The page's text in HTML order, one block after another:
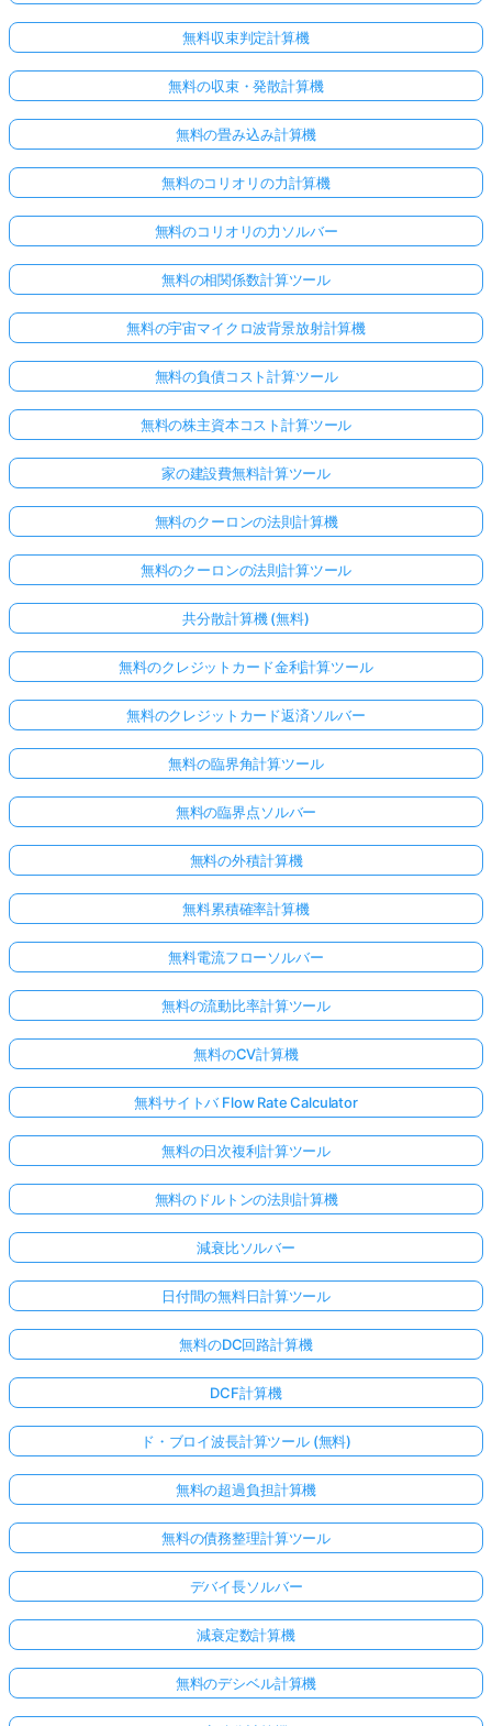
無料収束判定計算機
無料の収束・発散計算機
無料の畳み込み計算機
無料のコリオリの力計算機
無料のコリオリの力ソルバー
無料の相関係数計算ツール
無料の宇宙マイクロ波背景放射計算機
無料の負債コスト計算ツール
無料の株主資本コスト計算ツール
家の建設費無料計算ツール
無料のクーロンの法則計算機
無料のクーロンの法則計算ツール
共分散計算機 (無料)
無料のクレジットカード金利計算ツール
無料のクレジットカード返済ソルバー
無料の臨界角計算ツール
無料の臨界点ソルバー
無料の外積計算機
無料累積確率計算機
無料電流フローソルバー
無料の流動比率計算ツール
無料のCV計算機
無料サイトバ Flow Rate Calculator
無料の日次複利計算ツール
無料のドルトンの法則計算機
減衰比ソルバー
日付間の無料日計算ツール
無料のDC回路計算機
DCF計算機
ド・ブロイ波長計算ツール (無料)
無料の超過負担計算機
無料の債務整理計算ツール
デバイ長ソルバー
減衰定数計算機
無料のデシベル計算機